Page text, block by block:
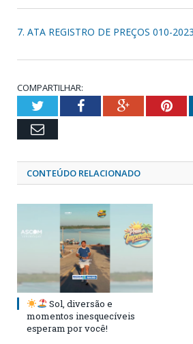
7. ATA REGISTRO DE PREÇOS 010-2023
COMPARTILHAR:
TwitterFacebookGoogle+
Email
CONTEÚDO RELACIONADO
Sol, diversão e
momentos inesquecíveis
esperam por você!